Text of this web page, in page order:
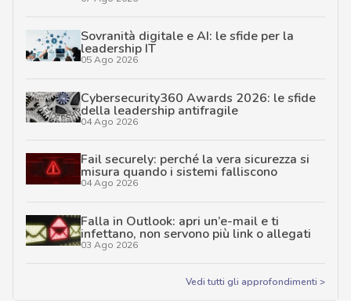
Sovranità digitale e AI: le sfide per la
leadership IT
05 Ago 2026
Cybersecurity360 Awards 2026: le sfide
della leadership antifragile
04 Ago 2026
Fail securely: perché la vera sicurezza si
misura quando i sistemi falliscono
04 Ago 2026
Falla in Outlook: apri un’e-mail e ti
infettano, non servono più link o allegati
03 Ago 2026
Vedi tutti gli approfondimenti >